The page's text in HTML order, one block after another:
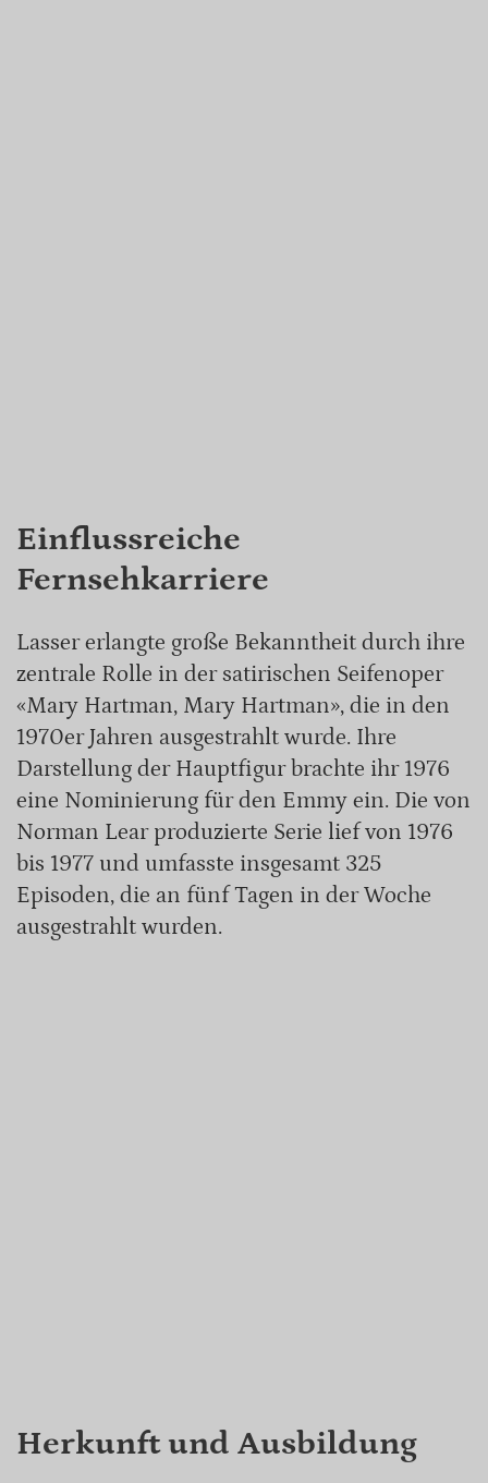
Einflussreiche
Fernsehkarriere
Lasser erlangte große Bekanntheit durch ihre
zentrale Rolle in der satirischen Seifenoper
«Mary Hartman, Mary Hartman», die in den
1970er Jahren ausgestrahlt wurde. Ihre
Darstellung der Hauptfigur brachte ihr 1976
eine Nominierung für den Emmy ein. Die von
Norman Lear produzierte Serie lief von 1976
bis 1977 und umfasste insgesamt 325
Episoden, die an fünf Tagen in der Woche
ausgestrahlt wurden.
Herkunft und Ausbildung